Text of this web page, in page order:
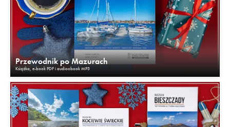
Przewodnik po Mazurach
Książka, e-book PDF i audioobook MP3